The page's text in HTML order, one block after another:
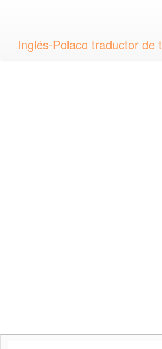
Inglés-Polaco traductor de